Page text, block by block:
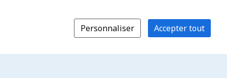
Personnaliser Accepter tout